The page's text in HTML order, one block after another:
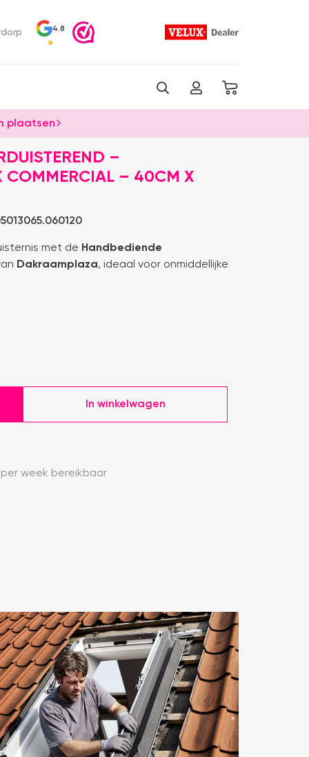
4.8
plaatsen
–
COMMERCIAL – 40CM X
met de Handbediende
Dakraamplaza, ideaal voor onmiddellijke
In winkelwagen
week bereikbaar